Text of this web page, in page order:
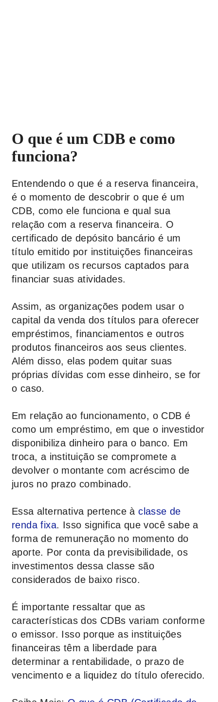
O que é um CDB e como
funciona?
Entendendo o que é a reserva financeira,
é o momento de descobrir o que é um
CDB, como ele funciona e qual sua
relação com a reserva financeira. O
certificado de depósito bancário é um
título emitido por instituições financeiras
que utilizam os recursos captados para
financiar suas atividades.
Assim, as organizações podem usar o
capital da venda dos títulos para oferecer
empréstimos, financiamentos e outros
produtos financeiros aos seus clientes.
Além disso, elas podem quitar suas
próprias dívidas com esse dinheiro, se for
o caso.
Em relação ao funcionamento, o CDB é
como um empréstimo, em que o investidor
disponibiliza dinheiro para o banco. Em
troca, a instituição se compromete a
devolver o montante com acréscimo de
juros no prazo combinado.
Essa alternativa pertence àclasse de
renda fixa. Isso significa que você sabe a
forma de remuneração no momento do
aporte. Por conta da previsibilidade, os
investimentos dessa classe são
considerados de baixo risco.
É importante ressaltar que as
características dos CDBs variam conforme
o emissor. Isso porque as instituições
financeiras têm a liberdade para
determinar a rentabilidade, o prazo de
vencimento e a liquidez do título oferecido.